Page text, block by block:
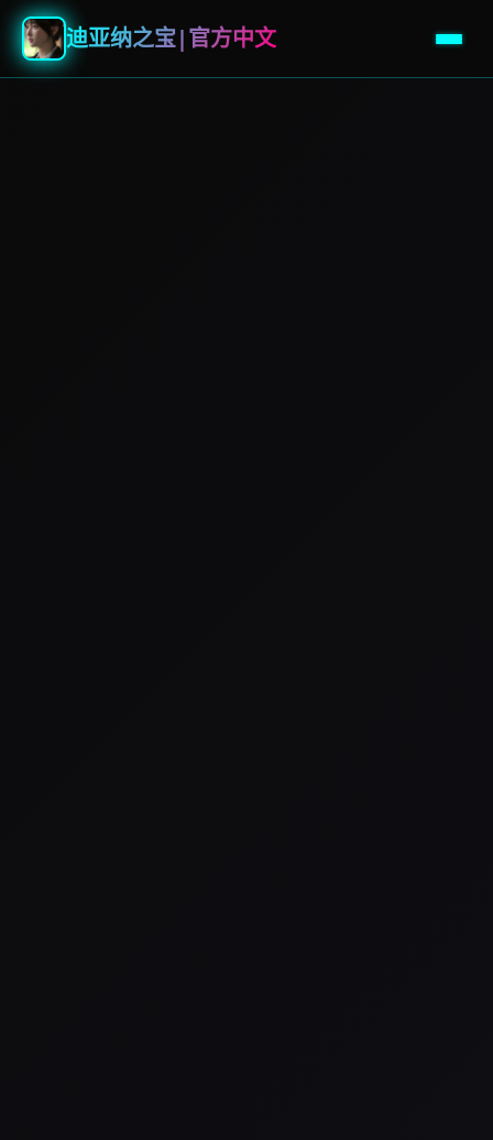
迪亚纳之宝|官方中文